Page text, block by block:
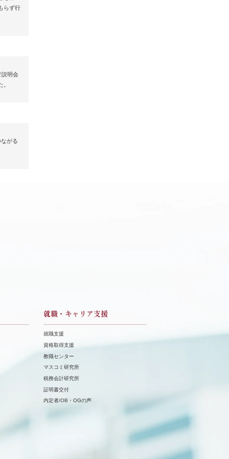
らず行
説明会
がる
就職・キャリア支援
就職支援
資格取得支援
教職センター
マスコミ研究所
税務会計研究所
証明書交付
内定者/OB・OGの声